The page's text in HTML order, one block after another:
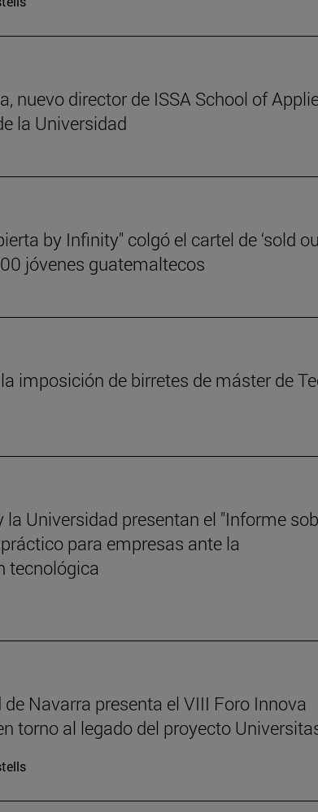
nuevo director de ISSA School of
la Universidad
by Infinity" colgó el cartel de ‘sold
jóvenes guatemaltecos
imposición de birretes de máster de
la Universidad presentan el "Informe
para empresas ante la
tecnológica
Navarra presenta el VIII Foro Innova
torno al legado del proyecto